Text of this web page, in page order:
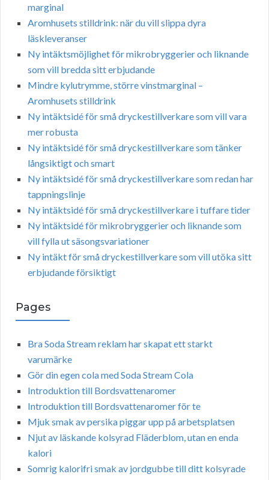
marginal
Aromhusets stilldrink: när du vill slippa dyra
läskleveranser
Ny intäktsmöjlighet för mikrobryggerier och liknande
som vill bredda sitt erbjudande
Mindre kylutrymme, större vinstmarginal –
Aromhusets stilldrink
Ny intäktsidé för små dryckestillverkare som vill vara
mer robusta
Ny intäktsidé för små dryckestillverkare som tänker
långsiktigt och smart
Ny intäktsidé för små dryckestillverkare som redan har
tappningslinje
Ny intäktsidé för små dryckestillverkare i tuffare tider
Ny intäktsidé för mikrobryggerier och liknande som
vill fylla ut säsongsvariationer
Ny intäkt för små dryckestillverkare som vill utöka sitt
erbjudande försiktigt
Pages
Bra Soda Stream reklam har skapat ett starkt
varumärke
Gör din egen cola med Soda Stream Cola
Introduktion till Bordsvattenaromer
Introduktion till Bordsvattenaromer för te
Mjuk smak av persika piggar upp på arbetsplatsen
Njut av läskande kolsyrad Fläderblom, utan en enda
kalori
Somrig kalorifri smak av jordgubbe till ditt kolsyrade